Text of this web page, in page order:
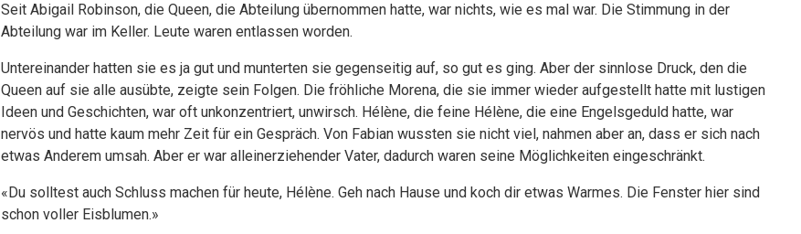
Seit Abigail Robinson, die Queen, die Abteilung übernommen hatte, war nichts, wie es mal war. Die Stimmung in der
Abteilung war im Keller. Leute waren entlassen worden.
Untereinander hatten sie es ja gut und munterten sie gegenseitig auf, so gut es ging. Aber der sinnlose Druck, den die
Queen auf sie alle ausübte, zeigte sein Folgen. Die fröhliche Morena, die sie immer wieder aufgestellt hatte mit lustigen
Ideen und Geschichten, war oft unkonzentriert, unwirsch. Hélène, die feine Hélène, die eine Engelsgeduld hatte, war
nervös und hatte kaum mehr Zeit für ein Gespräch. Von Fabian wussten sie nicht viel, nahmen aber an, dass er sich nach
etwas Anderem umsah. Aber er war alleinerziehender Vater, dadurch waren seine Möglichkeiten eingeschränkt.
«Du solltest auch Schluss machen für heute, Hélène. Geh nach Hause und koch dir etwas Warmes. Die Fenster hier sind
schon voller Eisblumen.»